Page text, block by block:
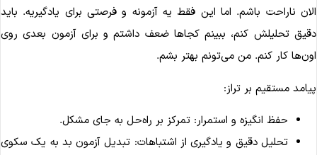
ناراحت باشم. اما این فقط یه آزمونه و فرصتی برای یادگیریه. باید
تحلیلش کنم، ببینم کجاها ضعف داشتم و برای آزمون بعدی روی
کار کنم. من می‌تونم بهتر بشم.
مستقیم بر تراز:
حفظ انگیزه و استمرار: تمرکز بر راه‌حل به جای مشکل.
تحلیل دقیق و یادگیری از اشتباهات: تبدیل آزمون بد به یک سکوی